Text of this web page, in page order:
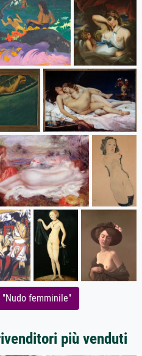
femminile"
più venduti